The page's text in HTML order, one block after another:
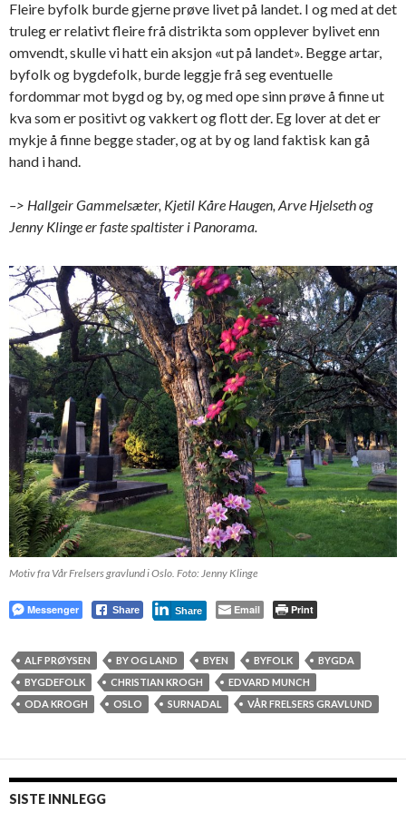
Fleire byfolk burde gjerne prøve livet på landet. I og med at det
truleg er relativt fleire frå distrikta som opplever bylivet enn
omvendt, skulle vi hatt ein aksjon «ut på landet». Begge artar,
byfolk og bygdefolk, burde leggje frå seg eventuelle
fordommar mot bygd og by, og med ope sinn prøve å finne ut
kva som er positivt og vakkert og flott der. Eg lover at det er
mykje å finne begge stader, og at by og land faktisk kan gå
hand i hand.
–> Hallgeir Gammelsæter, Kjetil Kåre Haugen, Arve Hjelseth og
Jenny Klinge er faste spaltister i Panorama.
Motiv fra Vår Frelsers gravlund i Oslo. Foto: Jenny Klinge
Messenger Share Share Email Print
ALF PRØYSEN BY OG LAND BYEN BYFOLK
BYGDA
BYGDEFOLK
CHRISTIAN KROGH
EDVARD MUNCH
ODA KROGH
OSLO SURNADAL VÅR FRELSERS GRAVLUND
SISTE INNLEGG